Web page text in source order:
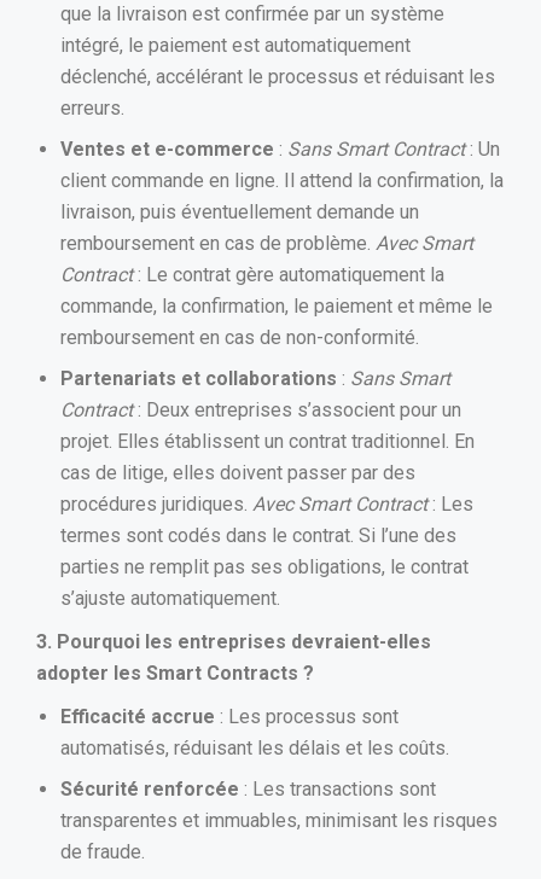
que la livraison est confirmée par un système
intégré, le paiement est automatiquement
déclenché, accélérant le processus et réduisant les
erreurs.
Ventes et e-commerce : Sans Smart Contract: Un
client commande en ligne. Il attend la confirmation, la
livraison, puis éventuellement demande un
remboursement en cas de problème. Avec Smart
Contract: Le contrat gère automatiquement la
commande, la confirmation, le paiement et même le
remboursement en cas de non-conformité.
Partenariats et collaborations : Sans Smart
Contract: Deux entreprises s’associent pour un
projet. Elles établissent un contrat traditionnel. En
cas de litige, elles doivent passer par des
procédures juridiques. Avec Smart Contract: Les
termes sont codés dans le contrat. Si l’une des
parties ne remplit pas ses obligations, le contrat
s’ajuste automatiquement.
3. Pourquoi les entreprises devraient-elles
adopter les Smart Contracts ?
Efficacité accrue : Les processus sont
automatisés, réduisant les délais et les coûts.
Sécurité renforcée : Les transactions sont
transparentes et immuables, minimisant les risques
de fraude.